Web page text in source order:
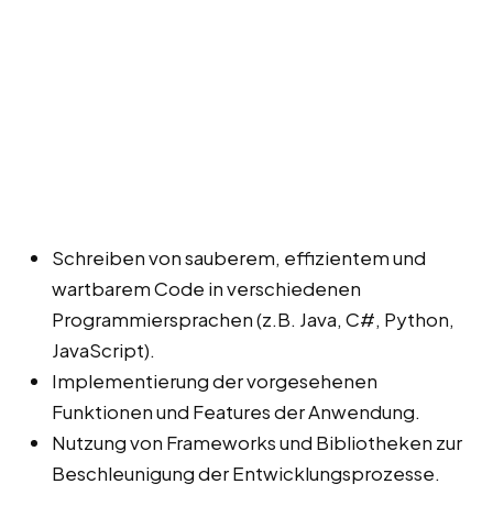
Schreiben von sauberem, effizientem und
wartbarem Code in verschiedenen
Programmiersprachen (z.B. Java, C#, Python,
JavaScript).
Implementierung der vorgesehenen
Funktionen und Features der Anwendung.
Nutzung von Frameworks und Bibliotheken zur
Beschleunigung der Entwicklungsprozesse.